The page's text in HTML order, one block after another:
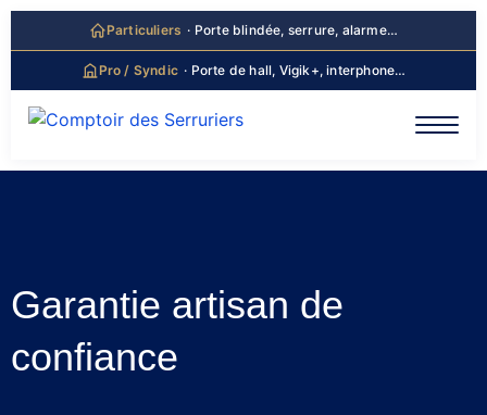
Particuliers · Porte blindée, serrure, alarme…
Pro / Syndic · Porte de hall, Vigik+, interphone…
Garantie artisan de
confiance